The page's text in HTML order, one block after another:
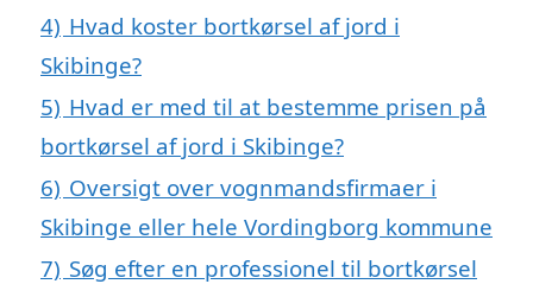
4) Hvad koster bortkørsel af jord i
Skibinge?
5) Hvad er med til at bestemme prisen på
bortkørsel af jord i Skibinge?
6) Oversigt over vognmandsfirmaer i
Skibinge eller hele Vordingborg kommune
7) Søg efter en professionel til bortkørsel